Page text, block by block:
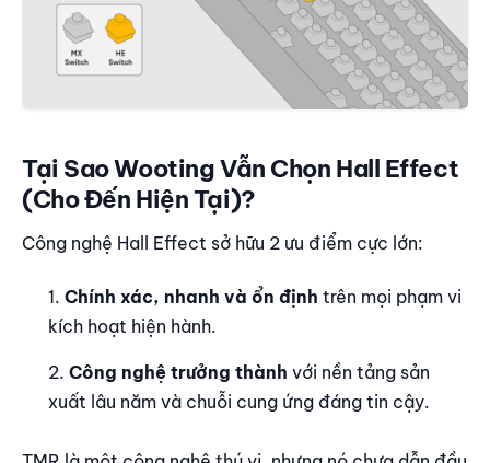
Tại Sao Wooting Vẫn Chọn Hall Effect
(Cho Đến Hiện Tại)?
Công nghệ Hall Effect sở hữu 2 ưu điểm cực lớn:
Chính xác, nhanh và ổn định trên mọi phạm vi
kích hoạt hiện hành.
Công nghệ trưởng thành với nền tảng sản
xuất lâu năm và chuỗi cung ứng đáng tin cậy.